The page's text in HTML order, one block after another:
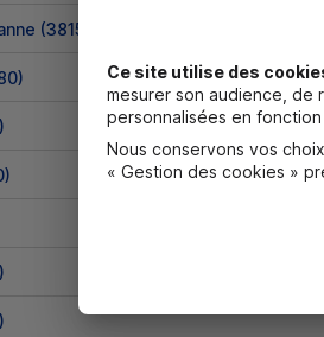
(38150)
Ce site utilise des
mesurer son audience, de
personnalisées en
Nous conservons vos
« Gestion des cookies »